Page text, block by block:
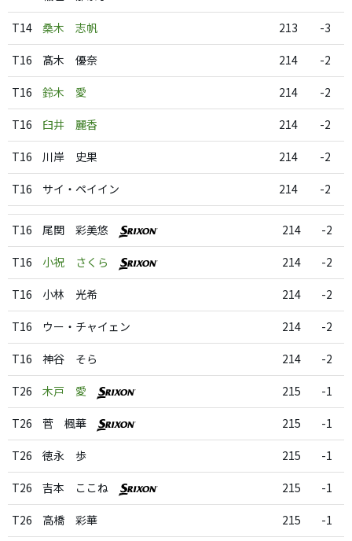
T14 桑木 志帆 213 -3
T16 髙木 優奈 214 -2
T16 鈴木 愛 214 -2
T16 臼井 麗香 214 -2
T16 川岸 史果 214 -2
T16 サイ・ペイイン 214 -2
T16 尾関 彩美悠 214 -2
T16 小祝 さくら 214 -2
T16 小林 光希 214 -2
T16 ウー・チャイェン 214 -2
T16 神谷 そら 214 -2
T26 木戸 愛 215 -1
T26 菅 楓華 215 -1
T26 徳永 歩 215 -1
T26 吉本 ここね 215 -1
T26 高橋 彩華 215 -1